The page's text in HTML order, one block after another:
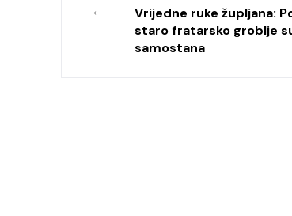
←
Vrijedne ruke župljana:
staro fratarsko groblje
samostana